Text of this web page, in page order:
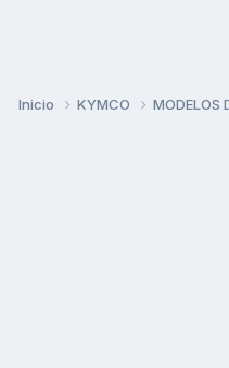
Inicio KYMCO MODELOS